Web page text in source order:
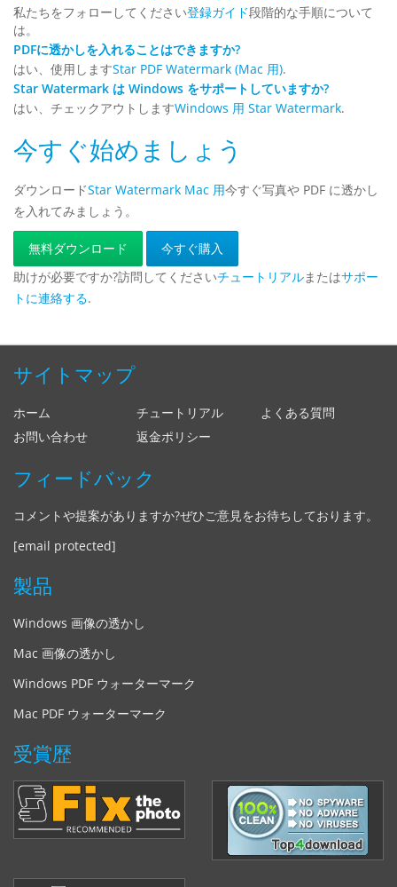
私たちをフォローしてください登録ガイド段階的な手順について
は。
PDFに透かしを入れることはできますか?
はい、使用しますStar PDF Watermark (Mac 用).
Star Watermark は Windows をサポートしていますか?
はい、チェックアウトしますWindows 用 Star Watermark.
今すぐ始めましょう
ダウンロードStar Watermark Mac 用今すぐ写真や PDF に透かし
を入れてみましょう。
無料ダウンロード
今すぐ購入
助けが必要ですか?訪問してくださいチュートリアルまたはサポー
トに連絡する.
サイトマップ
ホーム チュートリアル
よくある質問
お問い合わせ
返金ポリシー
フィードバック
コメントや提案がありますか?ぜひご意見をお待ちしております。
[email protected]
製品
Windows 画像の透かし
Mac 画像の透かし
Windows PDF ウォーターマーク
Mac PDF ウォーターマーク
受賞歴